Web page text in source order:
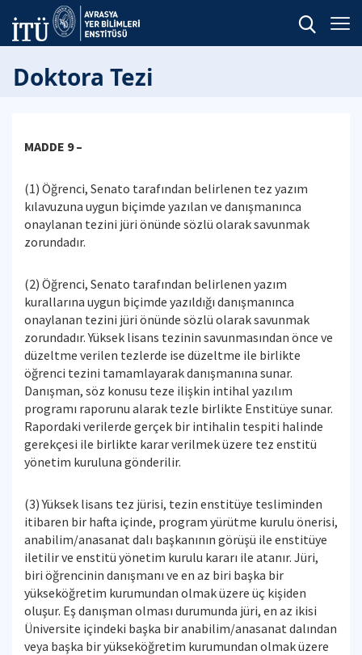
Doktora Tezi
MADDE 9 –
(1) Öğrenci, Senato tarafından belirlenen tez yazım
kılavuzuna uygun biçimde yazılan ve danışmanınca
onaylanan tezini jüri önünde sözlü olarak savunmak
zorundadır.
(2) Öğrenci, Senato tarafından belirlenen yazım
kurallarına uygun biçimde yazıldığı danışmanınca
onaylanan tezini jüri önünde sözlü olarak savunmak
zorundadır. Yüksek lisans tezinin savunmasından önce ve
düzeltme verilen tezlerde ise düzeltme ile birlikte
öğrenci tezini tamamlayarak danışmanına sunar.
Danışman, söz konusu teze ilişkin intihal yazılım
programı raporunu alarak tezle birlikte Enstitüye sunar.
Rapordaki verilerde gerçek bir intihalin tespiti halinde
gerekçesi ile birlikte karar verilmek üzere tez enstitü
yönetim kuruluna gönderilir.
(3) Yüksek lisans tez jürisi, tezin enstitüye tesliminden
itibaren bir hafta içinde, program yürütme kurulu önerisi,
anabilim/anasanat dalı başkanının görüşü ile enstitüye
iletilir ve enstitü yönetim kurulu kararı ile atanır. Jüri,
biri öğrencinin danışmanı ve en az biri başka bir
yükseköğretim kurumundan olmak üzere üç kişiden
oluşur. Eş danışman olması durumunda jüri, en az ikisi
Üniversite içindeki başka bir anabilim/anasanat dalından
veya başka bir yükseköğretim kurumundan olmak üzere